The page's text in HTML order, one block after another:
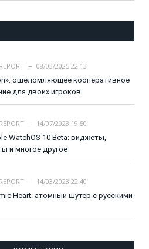
08/03/2025 22:13
ошеломляющее кооперативное
для двоих игроков
14/07/2023 19:50
WatchOS 10 Beta: виджеты,
и многое другое
14/03/2023 22:40
Heart: атомный шутер с русскими